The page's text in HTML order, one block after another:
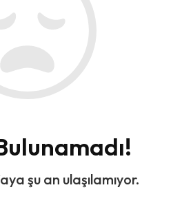
şu an ulaşılamıyor.